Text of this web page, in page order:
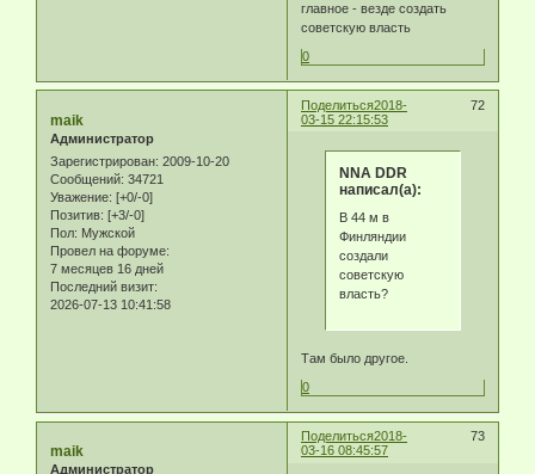
главное - везде создать
советскую власть
0
Поделиться 72
2018-
03-15 22:15:53
maik
Администратор
Зарегистрирован: 2009-10-20
Сообщений: 34721
Уважение: [+0/-0]
Позитив: [+3/-0]
Пол: Мужской
Провел на форуме:
7 месяцев 16 дней
Последний визит:
2026-07-13 10:41:58
NNA DDR
написал(а):
В 44 м в
Финляндии
создали
советскую
власть?
Там было другое.
0
Поделиться 73
2018-
03-16 08:45:57
maik
Администратор